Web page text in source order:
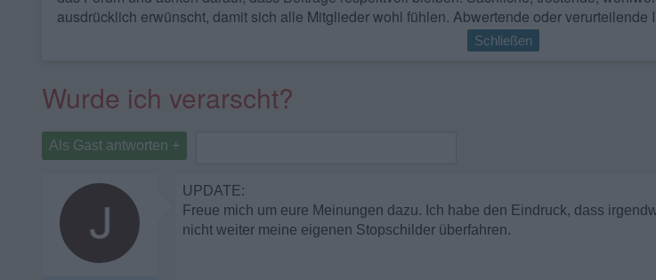
ausdrücklich erwünscht, damit sich alle Mitglieder wohl fühlen. Abwertende oder verurteilende
Schließen
Wurde ich verarscht?
Als Gast antworten +
UPDATE:
Freue mich um eure Meinungen dazu. Ich habe den Eindruck, dass
nicht weiter meine eigenen Stopschilder überfahren.